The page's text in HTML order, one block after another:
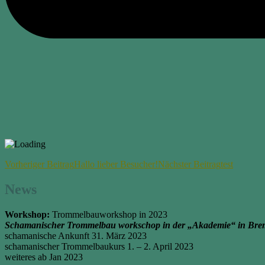
Beitragsnavigation
Vorheriger BeitragHallo lieber Besucher!Nächster Beitragtest
News
Workshop: Trommelbauworkshop in 2023
Schamanischer Trommelbau workschop in der „Akademie“ in
schamanische Ankunft 31. März 2023
schamanischer Trommelbaukurs 1. – 2. April 2023
weiteres ab Jan 2023